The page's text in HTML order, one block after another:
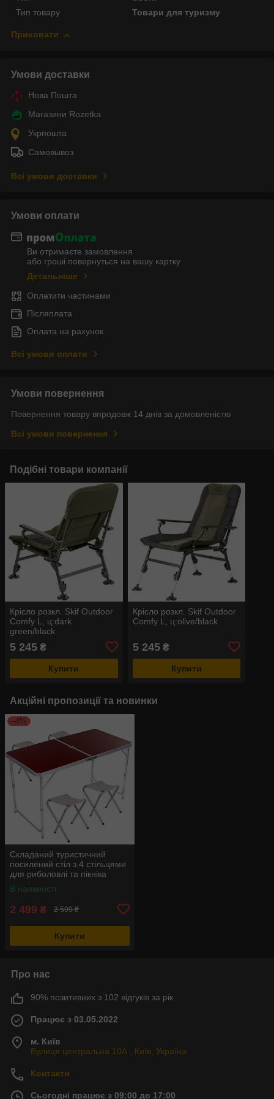
Тип товару
Товари для туризму
Приховати
Умови доставки
Нова Пошта
Магазини Rozetka
Укрпошта
Самовывоз
Всі умови доставки
Умови оплати
Ви отримаєте замовлення
або гроші повернуться на вашу картку
Детальніше
Оплатити частинами
Післяплата
Оплата на рахунок
Всі умови оплати
Умови повернення
Повернення товару впродовж 14 днів за домовленістю
Всі умови повернення
Подібні товари компанії
Крісло розкл. Skif Outdoor
Comfy L, ц:dark
green/black
5 245 ₴
Купити
Крісло розкл. Skif Outdoor
Comfy L, ц:olive/black
5 245₴
Купити
Акційні пропозиції та новинки
–4%
Складаний туристичний
посилений стіл з 4 стільцями
для риболовлі та пікніка
В наявності
2 499 ₴ 2 599 ₴
Купити
Про нас
90% позитивних з 102 відгуків за рік
Працює з 03.05.2022
м. Київ
Вулиця центральна 10А , Київ, Україна
Контакти
Сьогодні працює з 09:00 до 17:00